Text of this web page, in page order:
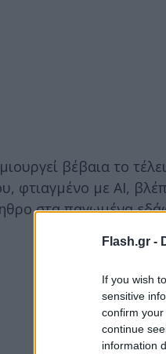
Flash.gr -
If you wish
sensitive
confirm
continue
information
βέβαια το
φτιαγμένο με AI,
στα παγωμένα